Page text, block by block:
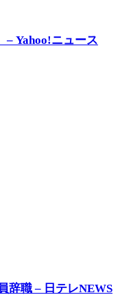
– Yahoo!ニュース
辞職 – 日テレNEWS